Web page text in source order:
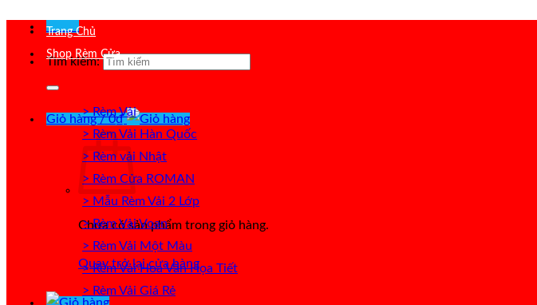
Menu
Tìm kiếm:
Giỏ hàng /0₫
Chưa có sản phẩm trong giỏ hàng.
Quay trở lại cửa hàng
Trang Chủ
Shop Rèm Cửa
> Rèm Vải
> Rèm Vải Hàn Quốc
> Rèm vải Nhật
> Rèm Cửa ROMAN
> Mẫu Rèm Vải 2 Lớp
> Rèm Vải Voan
> Rèm Vải Một Màu
> Rèm Vải Hoa Văn Họa Tiết
> Rèm Vải Giá Rẻ